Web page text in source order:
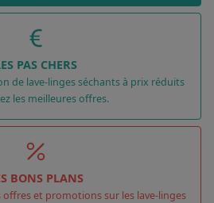
PAS CHERS
de lave-linges séchants à prix réduits
les meilleures offres.
BONS PLANS
offres et promotions sur les lave-linges